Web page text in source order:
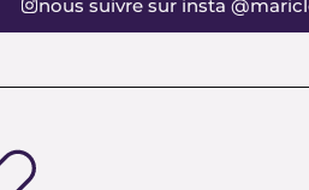
nous suivre sur insta